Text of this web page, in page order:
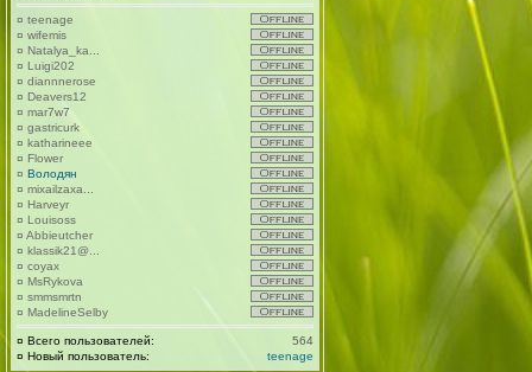
¤ teenage
¤ wifemis
¤ Natalya_ka...
¤ Luigi202
¤ diannnerose
¤ Deavers12
¤ mar7w7
¤ gastricurk
¤ katharineee
¤ Flower
¤ Володян
¤ mixailzaxa...
¤ Harveyr
¤ Louisoss
¤ Abbieutcher
¤ klassik21@...
¤ coyax
¤ MsRykova
¤ smmsmrtn
¤ MadelineSelby
¤ Всего пользователей:
564
¤ Новый пользователь: teenage